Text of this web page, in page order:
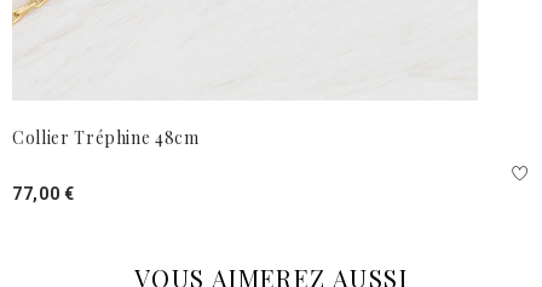
Collier Tréphine 48cm
77,00 €
VOUS AIMEREZ AUSSI